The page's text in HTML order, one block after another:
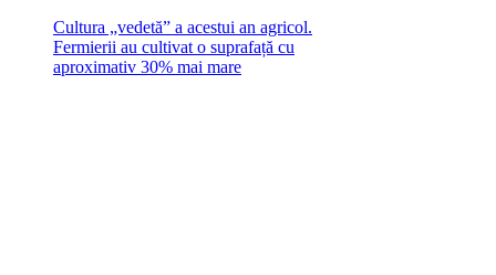
Cultura „vedetă” a acestui an agricol.
Fermierii au cultivat o suprafață cu
aproximativ 30% mai mare